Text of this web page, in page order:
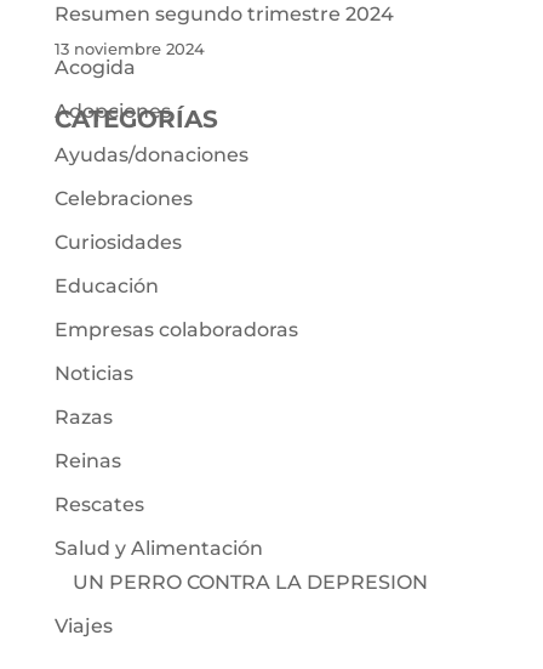
Resumen segundo trimestre 2024
13 noviembre 2024
CATEGORÍAS
Acogida
Adopciones
Ayudas/donaciones
Celebraciones
Curiosidades
Educación
Empresas colaboradoras
Noticias
Razas
Reinas
Rescates
Salud y Alimentación
UN PERRO CONTRA LA DEPRESION
Viajes